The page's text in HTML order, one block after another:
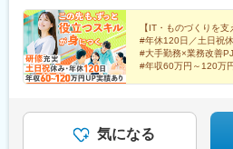
駅、赤坂見附駅、麹町駅、平和島
前駅、長堀橋駅、なんば駅(南海線
広町駅(東京都)、中佐世保駅、五
広瀬通駅、東宿郷駅、東北沢駅、
布十番駅、京成上野駅、立川南駅
駅、第一通り駅、日吉町駅、駅前
駅、大阪梅田駅(阪神線)、東寺駅
戸駅、芦屋駅(阪神線)、西川緑道
前、五島町駅
尾駅、水島駅、通津駅、福山駅、
県)、東広島駅、山西駅、本町六丁
府)、東山・おかでんミュージアム
堺筋本町駅、鷹野橋駅、堺駅、比
一丁目駅、錦糸町駅、検見川浜駅
六本木駅、伊予大洲駅、福駅、芦
東比恵駅、渡辺橋駅、淀屋橋駅、
PM経験10年
【IT・ものづくりを支
#年休120日／土日祝
#大手勤務×業務改善
#年収60万円～120万
気になる